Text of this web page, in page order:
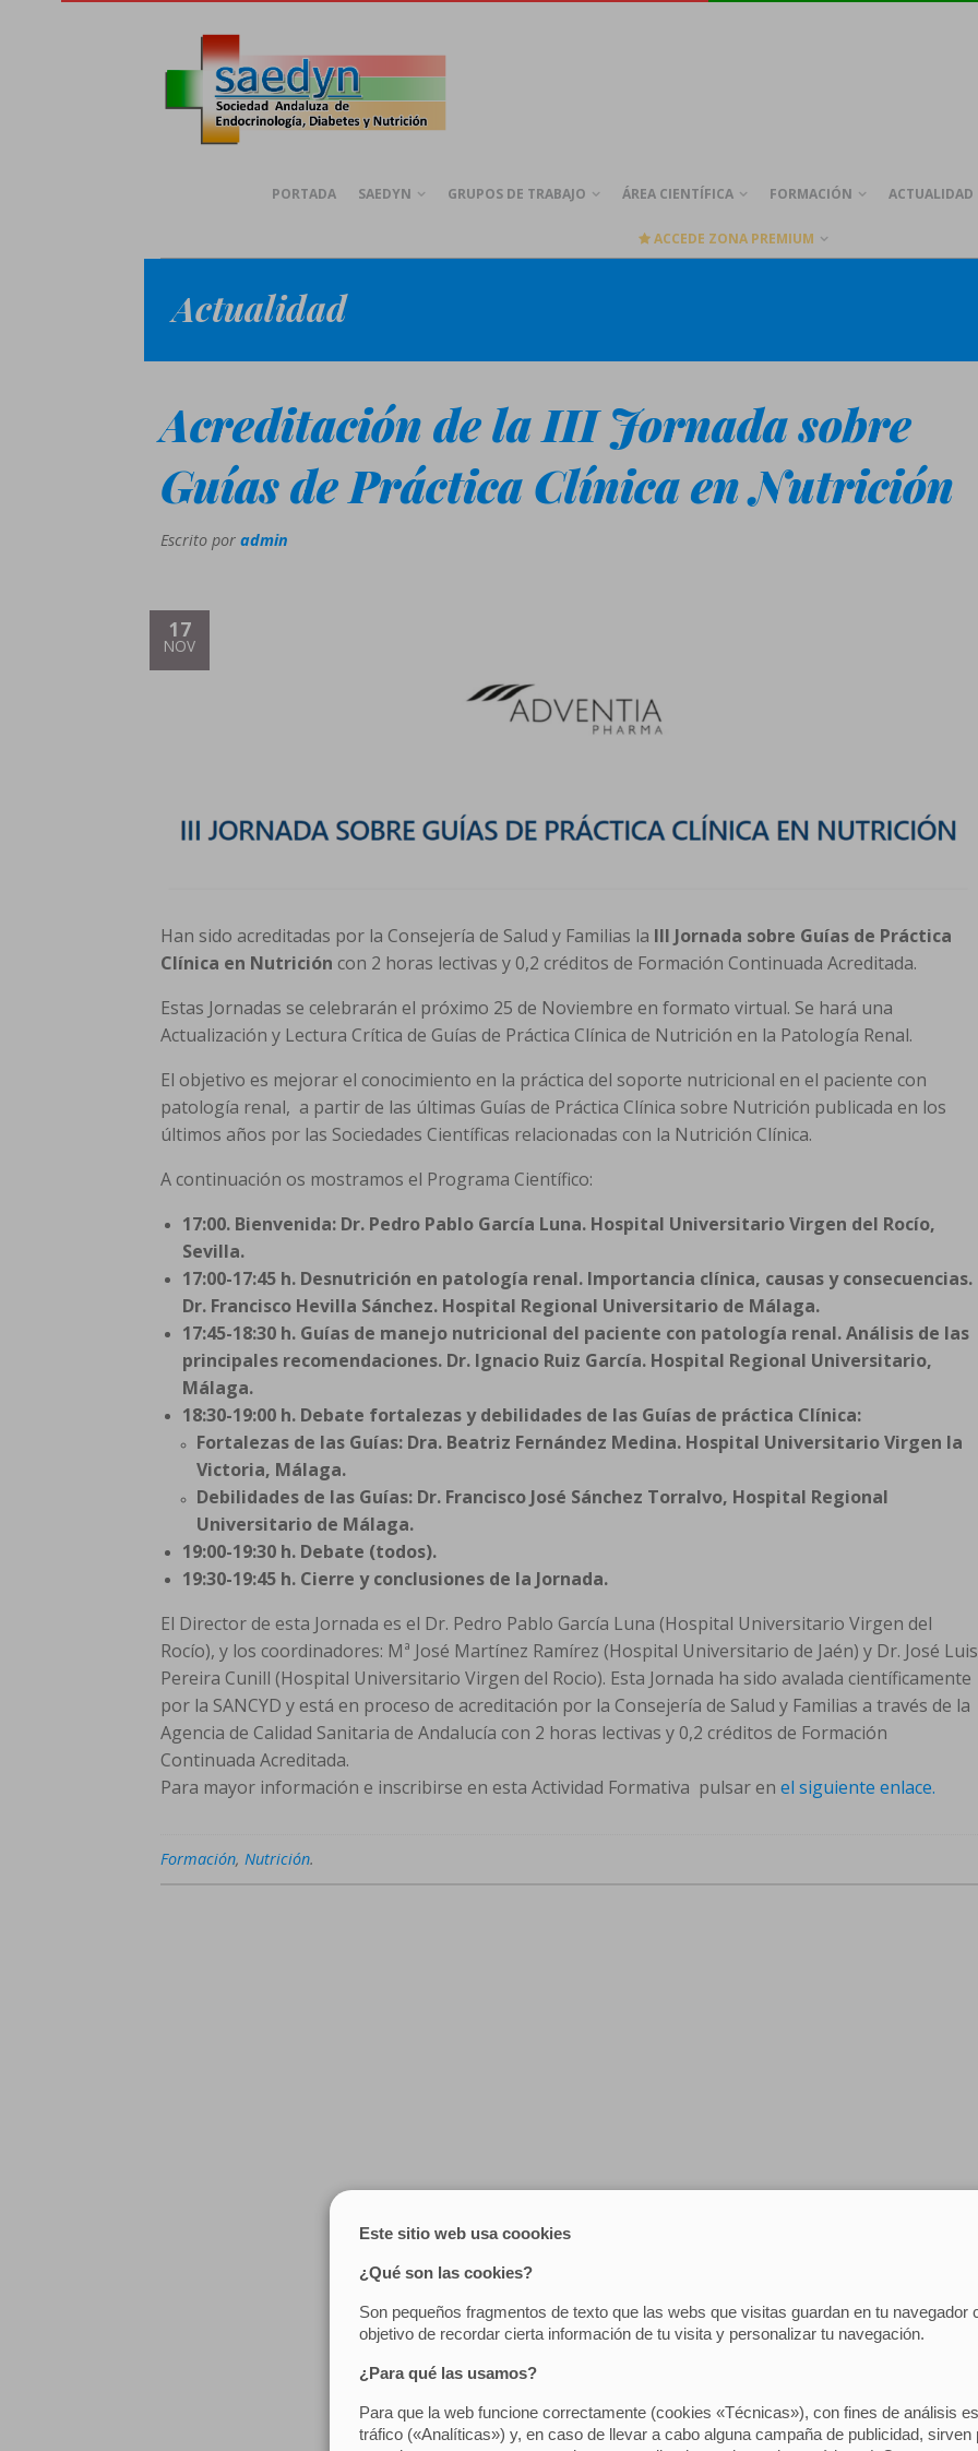
PORTADA SAEDYN GRUPOS DE TRABAJO ÁREA CIENTÍFICA FORMACIÓN ACTUALIDAD
ACCEDE ZONA PREMIUM
Actualidad
Acreditación de la III Jornada sobre
Guías de Práctica Clínica en Nutrición
Escrito por admin
17
NOV
Han sido acreditadas por la Consejería de Salud y Familias la III Jornada sobre Guías de Práctica
Clínica en Nutrición con 2 horas lectivas y 0,2 créditos de Formación Continuada Acreditada.
Estas Jornadas se celebrarán el próximo 25 de Noviembre en formato virtual. Se hará una
Actualización y Lectura Crítica de Guías de Práctica Clínica de Nutrición en la Patología Renal.
El objetivo es mejorar el conocimiento en la práctica del soporte nutricional en el paciente con
patología renal, a partir de las últimas Guías de Práctica Clínica sobre Nutrición publicada en los
últimos años por las Sociedades Científicas relacionadas con la Nutrición Clínica.
A continuación os mostramos el Programa Científico:
17:00. Bienvenida: Dr. Pedro Pablo García Luna. Hospital Universitario Virgen del Rocío,
Sevilla.
17:00-17:45 h. Desnutrición en patología renal. Importancia clínica, causas y consecuencias.
Dr. Francisco Hevilla Sánchez. Hospital Regional Universitario de Málaga.
17:45-18:30 h. Guías de manejo nutricional del paciente con patología renal. Análisis de las
principales recomendaciones. Dr. Ignacio Ruiz García. Hospital Regional Universitario,
Málaga.
18:30-19:00 h. Debate fortalezas y debilidades de las Guías de práctica Clínica:
Fortalezas de las Guías: Dra. Beatriz Fernández Medina. Hospital Universitario Virgen la
Victoria, Málaga.
Debilidades de las Guías: Dr. Francisco José Sánchez Torralvo, Hospital Regional
Universitario de Málaga.
19:00-19:30 h. Debate (todos).
19:30-19:45 h. Cierre y conclusiones de la Jornada.
El Director de esta Jornada es el Dr. Pedro Pablo García Luna (Hospital Universitario Virgen del
Rocío), y los coordinadores: Mª José Martínez Ramírez (Hospital Universitario de Jaén) y Dr. José Luis
Pereira Cunill (Hospital Universitario Virgen del Rocio). Esta Jornada ha sido avalada científicamente
por la SANCYD y está en proceso de acreditación por la Consejería de Salud y Familias a través de la
Agencia de Calidad Sanitaria de Andalucía con 2 horas lectivas y 0,2 créditos de Formación
Continuada Acreditada.
Para mayor información e inscribirse en esta Actividad Formativa pulsar en el siguiente enlace.
Formación, Nutrición.